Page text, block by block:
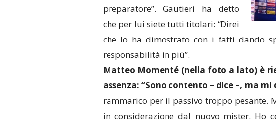
preparatore”. Gautieri ha detto
che per lui siete tutti titolari: “Direi
che lo ha dimostrato con i fatti dando
responsabilità in più”.
Matteo Momenté (nella foto a lato) è
assenza: “Sono contento – dice –, ma
rammarico per il passivo troppo pesante.
in considerazione dal nuovo mister. Ho